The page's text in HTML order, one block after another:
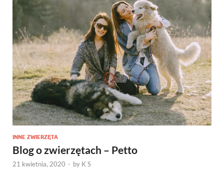
INNE ZWIERZĘTA
Blog o zwierzętach – Petto
21 kwietnia, 2020 - by K S